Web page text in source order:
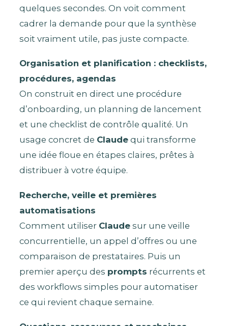
quelques secondes. On voit comment
cadrer la demande pour que la synthèse
soit vraiment utile, pas juste compacte.
Organisation et planification : checklists,
procédures, agendas
On construit en direct une procédure
d’onboarding, un planning de lancement
et une checklist de contrôle qualité. Un
usage concret de Claude qui transforme
une idée floue en étapes claires, prêtes à
distribuer à votre équipe.
Recherche, veille et premières
automatisations
Comment utiliser Claude sur une veille
concurrentielle, un appel d’offres ou une
comparaison de prestataires. Puis un
premier aperçu des prompts récurrents et
des workflows simples pour automatiser
ce qui revient chaque semaine.